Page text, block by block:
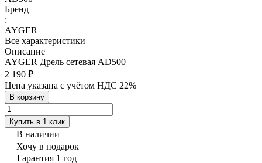
Бренд
:
AYGER
Все характеристики
Описание
AYGER Дрель сетевая AD500
2 190 ₽
Цена указана с учётом НДС 22%
В корзину
Купить в 1 клик
В наличии
Хочу в подарок
Гарантия 1 год